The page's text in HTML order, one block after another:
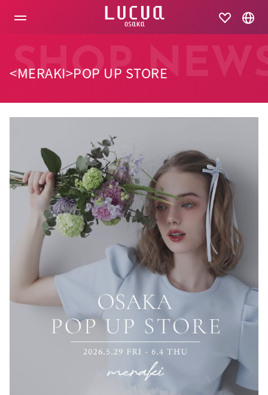
<MERAKI>POP UP STORE
SHOP